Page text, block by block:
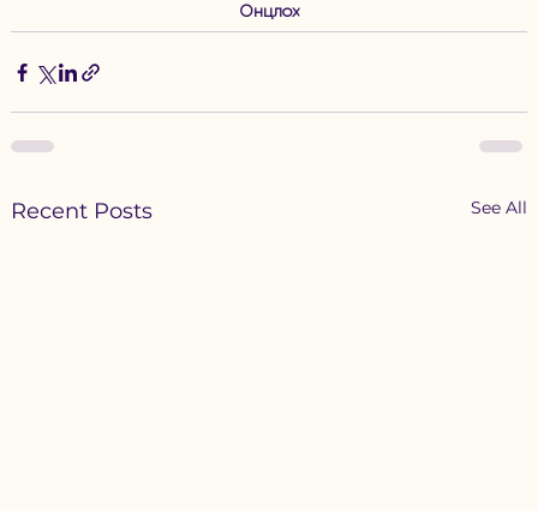
Онцлох
Recent Posts See All